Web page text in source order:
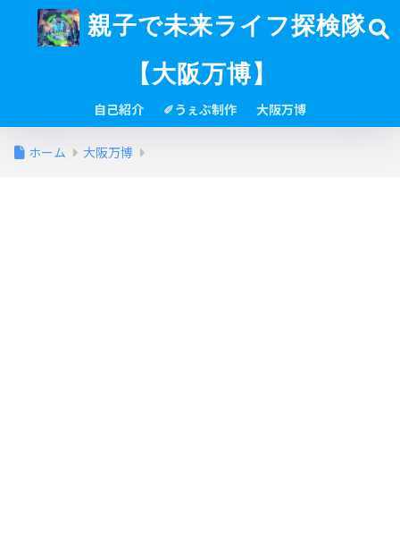
親子で未来ライフ探検隊
【大阪万博】
自己紹介 ✐うぇぶ制作 大阪万博
ホーム 大阪万博